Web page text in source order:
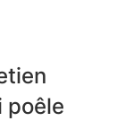
poêle